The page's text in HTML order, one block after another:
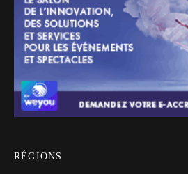
RÉGIONS